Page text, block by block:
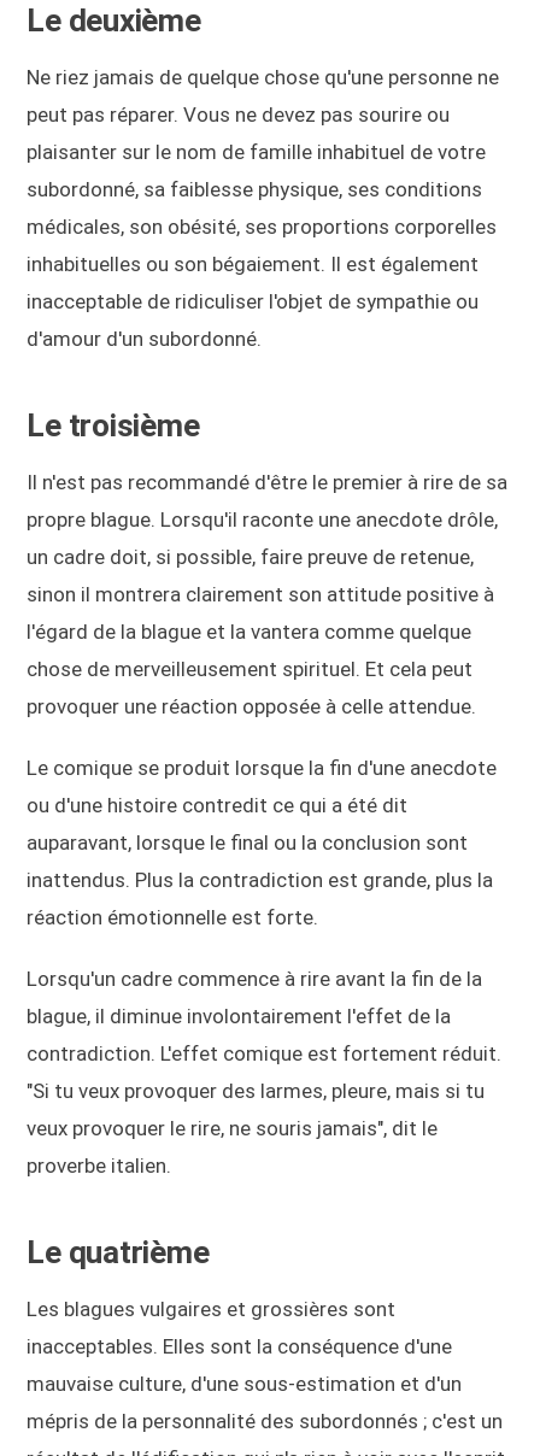
Le deuxième
Ne riez jamais de quelque chose qu'une personne ne
peut pas réparer. Vous ne devez pas sourire ou
plaisanter sur le nom de famille inhabituel de votre
subordonné, sa faiblesse physique, ses conditions
médicales, son obésité, ses proportions corporelles
inhabituelles ou son bégaiement. Il est également
inacceptable de ridiculiser l'objet de sympathie ou
d'amour d'un subordonné.
Le troisième
Il n'est pas recommandé d'être le premier à rire de sa
propre blague. Lorsqu'il raconte une anecdote drôle,
un cadre doit, si possible, faire preuve de retenue,
sinon il montrera clairement son attitude positive à
l'égard de la blague et la vantera comme quelque
chose de merveilleusement spirituel. Et cela peut
provoquer une réaction opposée à celle attendue.
Le comique se produit lorsque la fin d'une anecdote
ou d'une histoire contredit ce qui a été dit
auparavant, lorsque le final ou la conclusion sont
inattendus. Plus la contradiction est grande, plus la
réaction émotionnelle est forte.
Lorsqu'un cadre commence à rire avant la fin de la
blague, il diminue involontairement l'effet de la
contradiction. L'effet comique est fortement réduit.
"Si tu veux provoquer des larmes, pleure, mais si tu
veux provoquer le rire, ne souris jamais", dit le
proverbe italien.
Le quatrième
Les blagues vulgaires et grossières sont
inacceptables. Elles sont la conséquence d'une
mauvaise culture, d'une sous-estimation et d'un
mépris de la personnalité des subordonnés ; c'est un